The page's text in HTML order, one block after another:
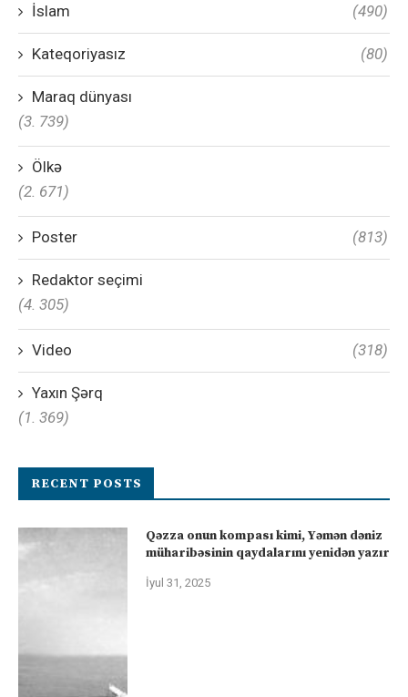
İslam (490)
Kateqoriyasız (80)
Maraq dünyası
(3. 739)
Ölkə
(2. 671)
Poster (813)
Redaktor seçimi
(4. 305)
Video (318)
Yaxın Şərq
(1. 369)
RECENT POSTS
Qəzza onun kompası kimi, Yəmən dəniz
müharibəsinin qaydalarını yenidən yazır
İyul 31, 2025